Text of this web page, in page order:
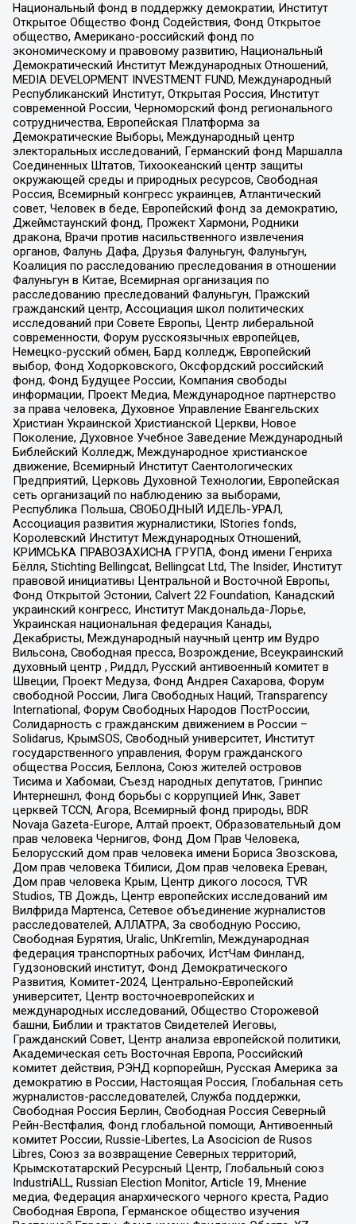
Национальный фонд в поддержку демократии, Институт
Открытое Общество Фонд Содействия, Фонд Открытое
общество, Американо-российский фонд по
экономическому и правовому развитию, Национальный
Демократический Институт Международных Отношений,
MEDIA DEVELOPMENT INVESTMENT FUND, Международный
Республиканский Институт, Открытая Россия, Институт
современной России, Черноморский фонд регионального
сотрудничества, Европейская Платформа за
Демократические Выборы, Международный центр
электоральных исследований, Германский фонд Маршалла
Соединенных Штатов, Тихоокеанский центр защиты
окружающей среды и природных ресурсов, Свободная
Россия, Всемирный конгресс украинцев, Атлантический
совет, Человек в беде, Европейский фонд за демократию,
Джеймстаунский фонд, Прожект Хармони, Родники
дракона, Врачи против насильственного извлечения
органов, Фалунь Дафа, Друзья Фалуньгун, Фалуньгун,
Коалиция по расследованию преследования в отношении
Фалуньгун в Китае, Всемирная организация по
расследованию преследований Фалуньгун, Пражский
гражданский центр, Ассоциация школ политических
исследований при Совете Европы, Центр либеральной
современности, Форум русскоязычных европейцев,
Немецко-русский обмен, Бард колледж, Европейский
выбор, Фонд Ходорковского, Оксфордский российский
фонд, Фонд Будущее России, Компания свободы
информации, Проект Медиа, Международное партнерство
за права человека, Духовное Управление Евангельских
Христиан Украинской Христианской Церкви, Новое
Поколение, Духовное Учебное Заведение Международный
Библейский Колледж, Международное христианское
движение, Всемирный Институт Саентологических
Предприятий, Церковь Духовной Технологии, Европейская
сеть организаций по наблюдению за выборами,
Республика Польша, СВОБОДНЫЙ ИДЕЛЬ-УРАЛ,
Ассоциация развития журналистики, IStories fonds,
Королевский Институт Международных Отношений,
КРИМСЬКА ПРАВОЗАХИСНА ГРУПА, Фонд имени Генриха
Бёлля, Stichting Bellingcat, Bellingcat Ltd, The Insider, Институт
правовой инициативы Центральной и Восточной Европы,
Фонд Открытой Эстонии, Calvert 22 Foundation, Канадский
украинский конгресс, Институт Макдональда-Лорье,
Украинская национальная федерация Канады,
Декабристы, Международный научный центр им Вудро
Вильсона, Свободная пресса, Возрождение, Всеукраинский
духовный центр , Риддл, Русский антивоенный комитет в
Швеции, Проект Медуза, Фонд Андрея Сахарова, Форум
свободной России, Лига Свободных Наций, Transparеncy
International, Форум Свободных Народов ПостРоссии,
Солидарность с гражданским движением в России –
Solidarus, КрымSOS, Свободный университет, Институт
государственного управления, Форум гражданского
общества Россия, Беллона, Союз жителей островов
Тисима и Хабомаи, Съезд народных депутатов, Гринпис
Интернешнл, Фонд борьбы с коррупцией Инк, Завет
церквей TCCN, Агора, Всемирный фонд природы, BDR
Novaja Gazeta-Europe, Алтай проект, Образовательный дом
прав человека Чернигов, Фонд Дом Прав Человека,
Белорусский дом прав человека имени Бориса Звозскова,
Дом прав человека Тбилиси, Дом прав человека Ереван,
Дом прав человека Крым, Центр дикого лосося, TVR
Studios, ТВ Дождь, Центр европейских исследований им
Вилфрида Мартенса, Сетевое объединение журналистов
расследователей, АЛЛАТРА, За свободную Россию,
Свободная Бурятия, Uralic, UnKremlin, Международная
федерация транспортных рабочих, ИстЧам Финланд,
Гудзоновский институт, Фонд Демократического
Развития, Комитет-2024, Центрально-Европейский
университет, Центр восточноевропейских и
международных исследований, Общество Сторожевой
башни, Библии и трактатов Свидетелей Иеговы,
Гражданский Совет, Центр анализа европейской политики,
Академическая сеть Восточная Европа, Российский
комитет действия, РЭНД корпорейшн, Русская Америка за
демократию в России, Настоящая Россия, Глобальная сеть
журналистов-расследователей, Служба поддержки,
Свободная Россия Берлин, Свободная Россия Северный
Рейн-Вестфалия, Фонд глобальной помощи, Антивоенный
комитет России, Russie-Libertes, La Asocicion de Rusos
Libres, Союз за возвращение Северных территорий,
Крымскотатарский Ресурсный Центр, Глобальный союз
IndustriALL, Russian Election Monitor, Article 19, Мнение
медиа, Федерация анархического черного креста, Радио
Свободная Европа, Германское общество изучения